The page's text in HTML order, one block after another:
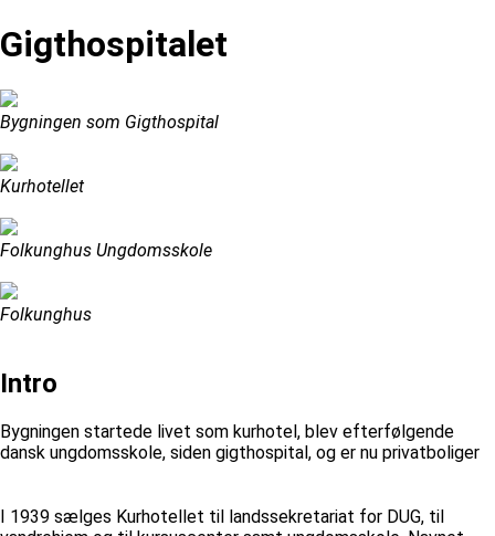
Gigthospitalet
Bygningen som Gigthospital
Kurhotellet
Folkunghus Ungdomsskole
Folkunghus
Intro
Bygningen startede livet som kurhotel, blev efterfølgende
dansk ungdomsskole, siden gigthospital, og er nu privatboliger
I 1939 sælges Kurhotellet til landssekretariat for DUG, til